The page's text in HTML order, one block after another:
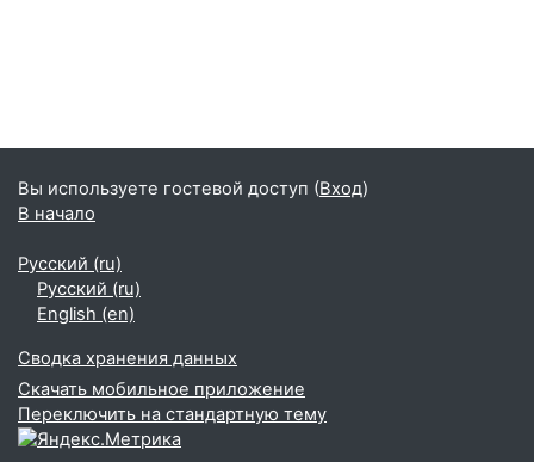
Вы используете гостевой доступ (Вход)
В начало
Русский ‎(ru)‎
Русский ‎(ru)‎
English ‎(en)‎
Сводка хранения данных
Скачать мобильное приложение
Переключить на стандартную тему